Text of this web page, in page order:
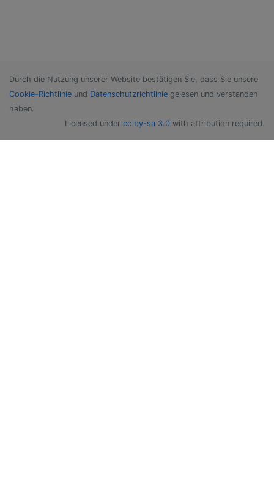
Durch die Nutzung unserer Website bestätigen Sie, dass Sie unsere
Cookie-Richtlinie und Datenschutzrichtlinie gelesen und verstanden
haben.
Licensed under cc by-sa 3.0 with attribution required.